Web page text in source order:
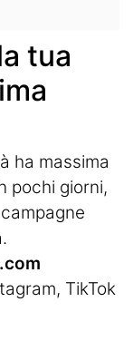
tua
ha massima
pochi giorni,
, TikTok